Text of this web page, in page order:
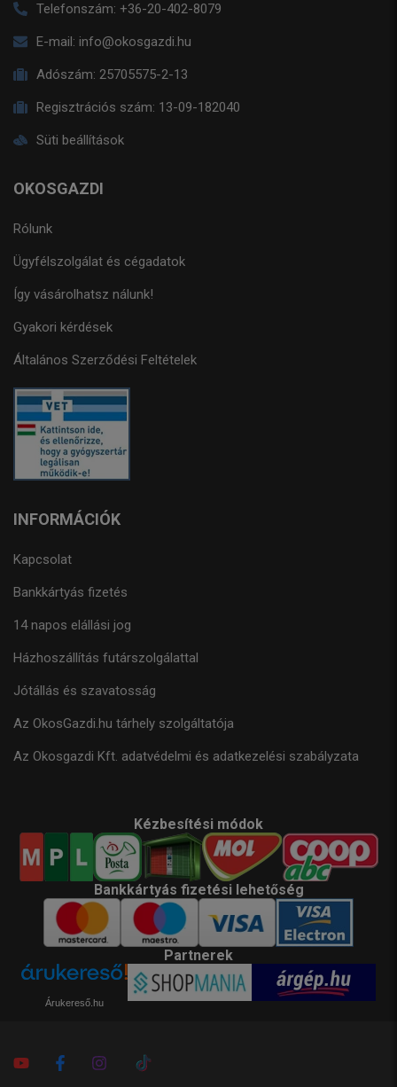
Telefonszám: +36-20-402-8079
E-mail: info@okosgazdi.hu
Adószám: 25705575-2-13
Regisztrációs szám: 13-09-182040
Süti beállítások
OKOSGAZDI
Rólunk
Ügyfélszolgálat és cégadatok
Így vásárolhatsz nálunk!
Gyakori kérdések
Általános Szerződési Feltételek
INFORMÁCIÓK
Kapcsolat
Bankkártyás fizetés
14 napos elállási jog
Házhoszállítás futárszolgálattal
Jótállás és szavatosság
Az OkosGazdi.hu tárhely szolgáltatója
Az Okosgazdi Kft. adatvédelmi és adatkezelési szabályzata
Kézbesítési módok
Bankkártyás fizetési lehetőség
Partnerek
Árukereső.hu